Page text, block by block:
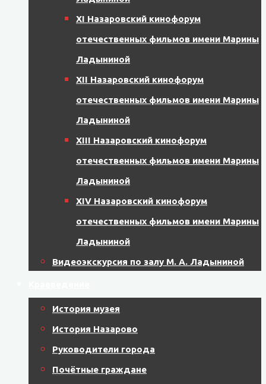
XI Назаровский кинофорум
отечественных фильмов имени Марины
Ладыниной
XII Назаровский кинофорум
отечественных фильмов имени Марины
Ладыниной
XIII Назаровский кинофорум
отечественных фильмов имени Марины
Ладыниной
XIV Назаровский кинофорум
отечественных фильмов имени Марины
Ладыниной
Видеоэкскурсия по залу М. А. Ладыниной
История музея
История Назарово
Руководители города
Почётные граждане